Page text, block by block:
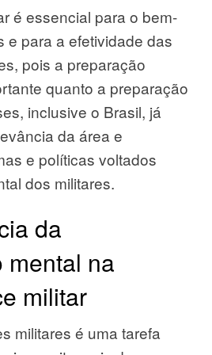
é essencial para o bem-
e para a efetividade das
pois a preparação
quanto a preparação
inclusive o Brasil, já
da área e
e políticas voltados
dos militares.
da
mental na
militar
militares é uma tarefa